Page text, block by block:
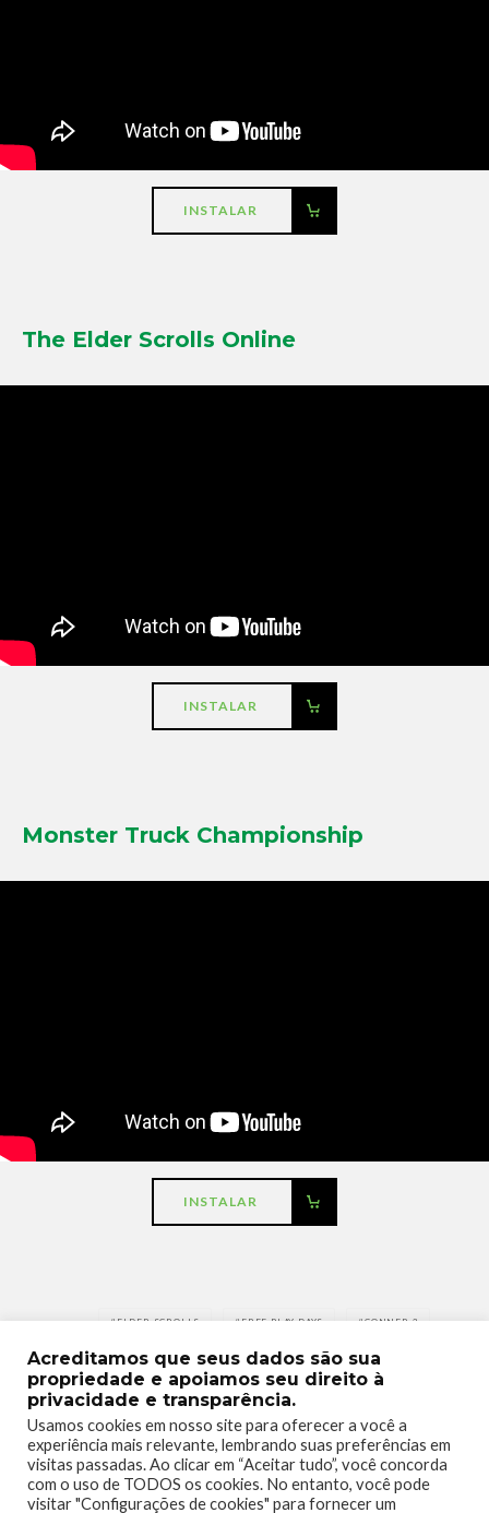
INSTALAR
The Elder Scrolls Online
INSTALAR
Monster Truck Championship
INSTALAR
ELDER SCROLLS FREE PLAY DAYS GONNER 2
MONSTER TRUCK
Acreditamos que seus dados são sua
propriedade e apoiamos seu direito à
privacidade e transparência.
Usamos cookies em nosso site para oferecer a você a
experiência mais relevante, lembrando suas preferências em
visitas passadas. Ao clicar em “Aceitar tudo”, você concorda
com o uso de TODOS os cookies. No entanto, você pode
visitar "Configurações de cookies" para fornecer um